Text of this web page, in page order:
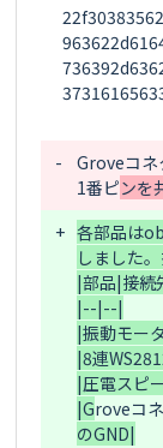
- Groveコネ
1番ピンを
+ 各部品は
しました
|部品|接続
|--|--|
|振動モー
|8連
|圧電スピ
|Groveコ
のGND|